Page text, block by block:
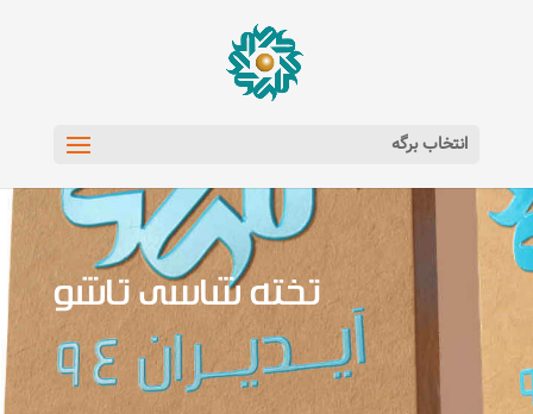
انتخاب برگه
تخته شاسی تاشو